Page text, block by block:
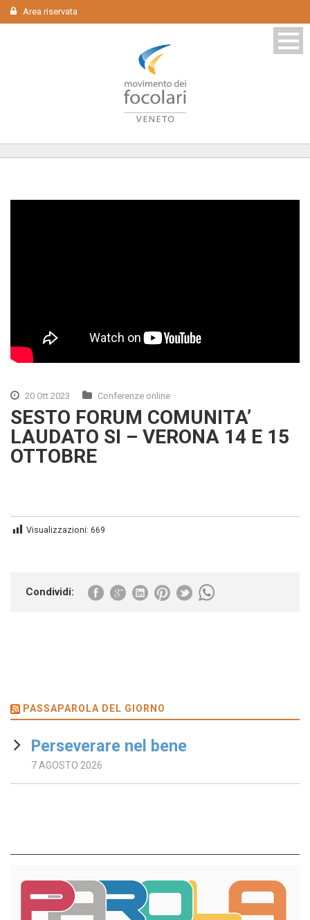
Area riservata
20 Ott 2023 Conferenze online
SESTO FORUM COMUNITA’
LAUDATO SI – VERONA 14 E 15
OTTOBRE
Visualizzazioni: 669
Condividi:
PASSAPAROLA DEL GIORNO
Perseverare nel bene
7 AGOSTO 2026